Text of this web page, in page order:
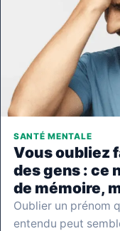
SANTÉ MENTALE
Vous oubliez
des gens : ce
de mémoire,
Oublier un prénom
entendu peut